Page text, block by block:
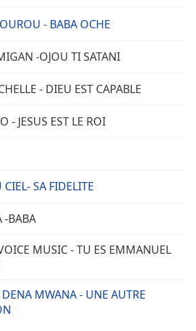
- BABA OCHE
-OJOU TI SATANI
- DIEU EST CAPABLE
- JESUS EST LE ROI
SA FIDELITE
-BABA
MUSIC - TU ES EMMANUEL
MWANA - UNE AUTRE